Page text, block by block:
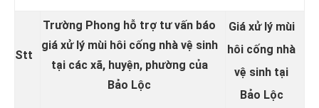
Stt
Trường Phong hỗ trợ tư vấn báo
giá xử lý mùi hôi cống nhà vệ sinh
tại các xã, huyện, phường của
Bảo Lộc
Giá xử lý mùi
hôi cống nhà
vệ sinh tại
Bảo Lộc